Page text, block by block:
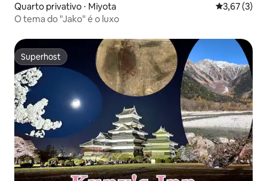
Quarto privativo ⋅ Miyota 3,67 de
3,67 (3)
O tema do "Jako" é o luxo
Superhost
Superhost